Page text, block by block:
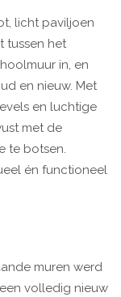
licht paviljoen
tussen het
in, en
en nieuw. Met
en luchtige
met de
te botsen.
én functioneel
muren werd
volledig nieuw